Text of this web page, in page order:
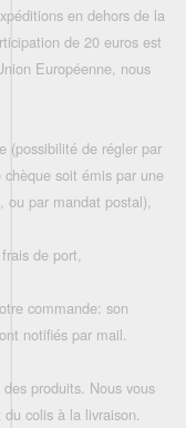
en dehors de la
de 20 euros est
Européenne, nous
(possibilité de régler par
soit émis par une
par mandat postal),
de port,
commande: son
notifiés par mail.
produits. Nous vous
colis à la livraison.